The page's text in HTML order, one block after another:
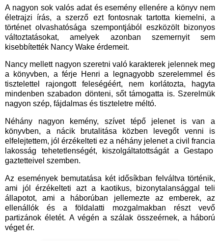
A nagyon sok valós adat és esemény ellenére a könyv nem
életrajzi írás, a szerző ezt fontosnak tartotta kiemelni, a
történet olvashatósága szempontjából eszközölt bizonyos
változtatásokat, amelyek azonban szemernyit sem
kisebbítették Nancy Wake érdemeit.
Nancy mellett nagyon szeretni való karakterek jelennek meg
a könyvben, a férje Henri a legnagyobb szerelemmel és
tisztelettel rajongott feleségéért, nem korlátozta, hagyta
mindenben szabadon dönteni, sőt támogatta is. Szerelmük
nagyon szép, fájdalmas és tiszteletre méltó.
Néhány nagyon kemény, szívet tépő jelenet is van a
könyvben, a nácik brutalitása közben levegőt venni is
elfelejtettem, jól érzékelteti ez a néhány jelenet a civil francia
lakosság tehetetlenségét, kiszolgáltatottságát a Gestapo
gaztetteivel szemben.
Az események bemutatása két idősíkban felváltva történik,
ami jól érzékelteti azt a kaotikus, bizonytalansággal teli
állapotot, ami a háborúban jellemezte az emberek, az
ellenállók és a földalatti mozgalmakban részt vevő
partizánok életét. A végén a szálak összeérnek, a háború
véget ér.